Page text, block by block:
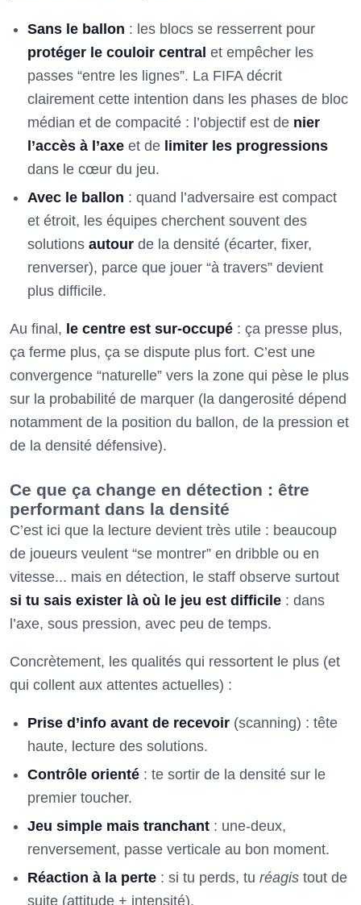
Sans le ballon : les blocs se resserrent pour
protéger le couloir central et empêcher les
passes “entre les lignes”. La FIFA décrit
clairement cette intention dans les phases de bloc
médian et de compacité : l’objectif est de nier
l’accès à l’axe et de limiter les progressions
dans le cœur du jeu.
Avec le ballon : quand l’adversaire est compact
et étroit, les équipes cherchent souvent des
solutions autour de la densité (écarter, fixer,
renverser), parce que jouer “à travers” devient
plus difficile.
Au final, le centre est sur-occupé : ça presse plus,
ça ferme plus, ça se dispute plus fort. C’est une
convergence “naturelle” vers la zone qui pèse le plus
sur la probabilité de marquer (la dangerosité dépend
notamment de la position du ballon, de la pression et
de la densité défensive).
Ce que ça change en détection : être
performant dans la densité
C’est ici que la lecture devient très utile : beaucoup
de joueurs veulent “se montrer” en dribble ou en
vitesse... mais en détection, le staff observe surtout
si tu sais exister là où le jeu est difficile : dans
l’axe, sous pression, avec peu de temps.
Concrètement, les qualités qui ressortent le plus (et
qui collent aux attentes actuelles) :
Prise d’info avant de recevoir (scanning) : tête
haute, lecture des solutions.
Contrôle orienté : te sortir de la densité sur le
premier toucher.
Jeu simple mais tranchant : une-deux,
renversement, passe verticale au bon moment.
Réaction à la perte : si tu perds, tu réagis tout de
suite (attitude + intensité).